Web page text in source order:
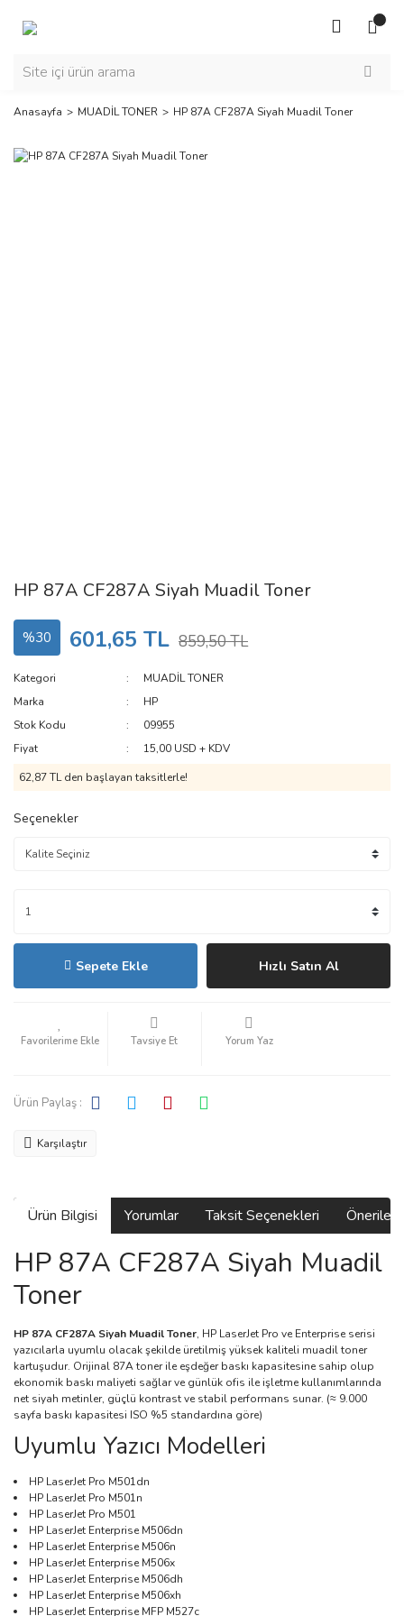
Anasayfa MUADİL TONER HP 87A CF287A Siyah Muadil Toner
HP 87A CF287A Siyah Muadil Toner
%30 601,65 TL 859,50 TL
Kategori
MUADİL TONER
Marka
HP
Stok Kodu
09955
Fiyat
15,00 USD + KDV
62,87 TL den başlayan taksitlerle!
Seçenekler
Sepete Ekle Hızlı Satın Al
Tavsiye Et Yorum Yaz
Ürün Paylaş :
Karşılaştır
Ürün Bilgisi Yorumlar Taksit Seçenekleri
HP 87A CF287A Siyah Muadil
Toner
HP 87A CF287A Siyah Muadil Toner, HP LaserJet Pro ve Enterprise serisi
yazıcılarla uyumlu olacak şekilde üretilmiş yüksek kaliteli muadil toner
kartuşudur. Orijinal 87A toner ile eşdeğer baskı kapasitesine sahip olup
ekonomik baskı maliyeti sağlar ve günlük ofis ile işletme kullanımlarında
net siyah metinler, güçlü kontrast ve stabil performans sunar. (≈ 9.000
sayfa baskı kapasitesi ISO %5 standardına göre)
Uyumlu Yazıcı Modelleri
HP LaserJet Pro M501dn
HP LaserJet Pro M501n
HP LaserJet Pro M501
HP LaserJet Enterprise M506dn
HP LaserJet Enterprise M506n
HP LaserJet Enterprise M506x
HP LaserJet Enterprise M506dh
HP LaserJet Enterprise M506xh
HP LaserJet Enterprise MFP M527c